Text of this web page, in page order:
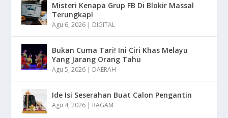
Misteri Kenapa Grup FB Di Blokir Massal
Terungkap!
Agu 6, 2026 | DIGITAL
Bukan Cuma Tari! Ini Ciri Khas Melayu
Yang Jarang Orang Tahu
Agu 5, 2026 | DAERAH
Ide Isi Seserahan Buat Calon Pengantin
Agu 4, 2026 | RAGAM